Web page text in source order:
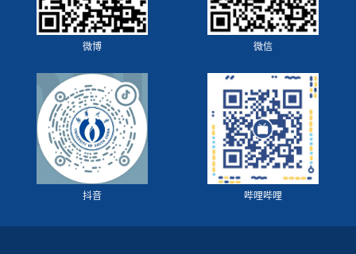
微博 微信
抖音 哔哩哔哩